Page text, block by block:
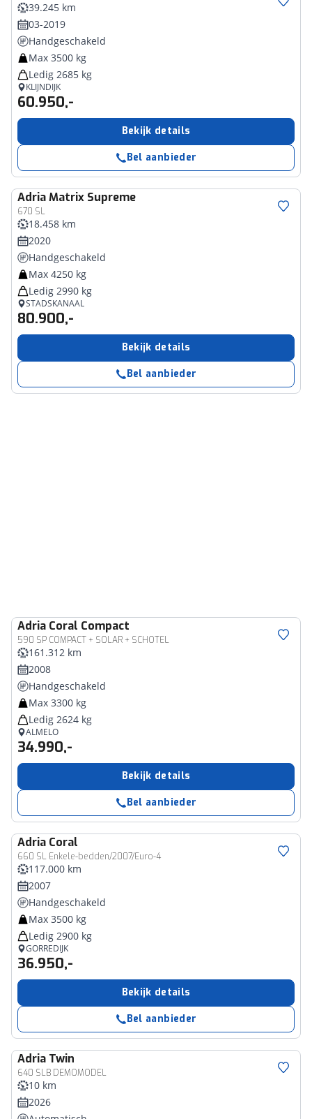
39.245 km
03-2019
Handgeschakeld
Max 3500 kg
Ledig 2685 kg
KLIJNDIJK
60.950,-
Bekijk details
Bel aanbieder
AdriaMatrix Supreme
670 SL
18.458 km
2020
Handgeschakeld
Max 4250 kg
Ledig 2990 kg
STADSKANAAL
80.900,-
Bekijk details
Bel aanbieder
Adria Coral Compact
590 SP COMPACT + SOLAR + SCHOTEL
161.312 km
2008
Handgeschakeld
Max 3300 kg
Ledig 2624 kg
ALMELO
34.990,-
Bekijk details
Bel aanbieder
Adria Coral
660 SL Enkele-bedden/2007/Euro-4
117.000 km
2007
Handgeschakeld
Max 3500 kg
Ledig 2900 kg
GORREDIJK
36.950,-
Bekijk details
Bel aanbieder
Adria Twin
640 SLB DEMOMODEL
10 km
2026